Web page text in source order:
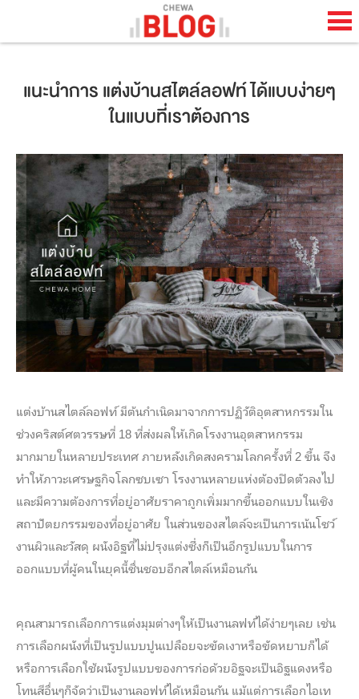
CHEWA BLOG
ABOUT BLOG
HAPPENING
LIFESTYLE
HOW TO
COOL STUFF
LANDMARK
แนะนำการ แต่งบ้านสไตล์ลอฟท์ ได้แบบง่ายๆ
ในแบบที่เราต้องการ
แต่งบ้านสไตล์ลอฟท์ มีต้นกำเนิดมาจากการปฏิวัติอุตสาหกรรมใน
ช่วงคริสต์ศตวรรษที่ 18 ที่ส่งผลให้เกิดโรงงานอุตสาหกรรม
มากมายในหลายประเทศ ภายหลังเกิดสงครามโลกครั้งที่ 2 ขึ้น จึง
ทำให้ภาวะเศรษฐกิจโลกซบเซา โรงงานหลายแห่งต้องปิดตัวลงไป
และมีความต้องการที่อยู่อาศัยราคาถูกเพิ่มมากขึ้นออกแบบในเชิง
สถาปัตยกรรมของที่อยู่อาศัย ในส่วนของสไตล์จะเป็นการเน้นโชว์
งานผิวและวัสดุ ผนังอิฐที่ไม่ปรุงแต่งซึ่งก็เป็นอีกรูปแบบในการ
ออกแบบที่ผู้คนในยุคนี้ชื่นชอบอีกสไตล์เหมือนกัน
คุณสามารถเลือกการแต่งมุมต่างๆให้เป็นงานลฟท์ได้ง่ายๆเลย เช่น
การเลือกผนังที่เป็นรูปแบบปูนเปลือยจะขัดเงาหรือขัดหยาบก็ได้
หรือการเลือกใช้ผนังรูปแบบของการก่อด้วยอิฐจะเป็นอิฐแดงหรือ
โทนสีอื่นๆก็จัดว่าเป็นงานลอฟท์ได้เหมือนกัน แม้แต่การเลือกไอเท